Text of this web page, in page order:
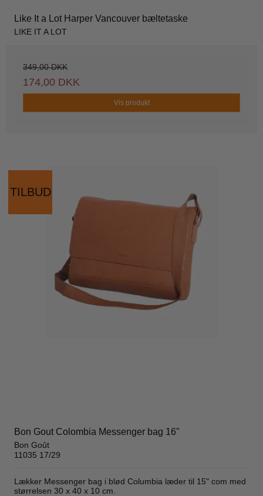
Like It a Lot Harper Vancouver bæltetaske
LIKE IT A LOT
349,00 DKK
174,00 DKK
Vis produkt
TILBUD
Bon Gout Colombia Messenger bag 16"
Bon Goût
11035 17/29
Lækker Messenger bag i blød Columbia læder til 15" com med
størrelsen 30 x 40 x 10 cm.